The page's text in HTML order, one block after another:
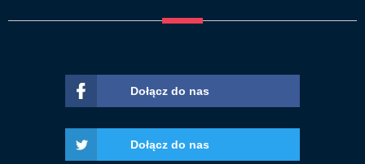
Dołącz do nas
Dołącz do nas